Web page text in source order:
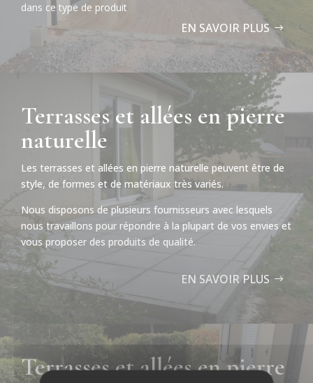
dans ce type de produit
EN SAVOIR PLUS
Terrasses et allées en pierre
naturelle
Les terrasses et allées en pierre naturelle peuvent être de
style, de formes et de matériaux très variés.
Nous disposons de plusieurs fournisseurs avec lesquels
nous travaillons pour répondre à la plupart de vos envies et
vous proposer des produits de qualité.
EN SAVOIR PLUS
Terrasses et allées en pierre